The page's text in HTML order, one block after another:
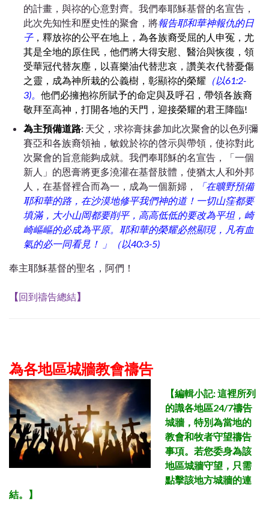
的計畫，與祢的心意對齊。我們奉耶穌基督的名宣告，
此次先知性和歷史性的聚會，將報告耶和華神報仇的日
子，釋放祢的公平在地上，為各族裔受屈的人申冤，尤
其是全地的原住民，他們將大得安慰、醫治與恢復，領
受華冠代替灰塵，以喜樂油代替悲哀，讚美衣代替憂傷
之靈，成為神所栽的公義樹，彰顯祢的榮耀 （以61:2-
3)。 他們必擁抱祢所賦予的命定與及呼召，帶領各族裔
敬拜至高神，打開各地的天門，迎接榮耀的君王降臨!
為主預備道路: 天父，求祢膏抹參加此次聚會的以色列彌
賽亞和各族裔領袖，敏銳於祢的啓示與帶領，使祢對此
次聚會的旨意能夠成就。我們奉耶穌的名宣告，「一個
新人」的恩膏將更多澆灌在基督肢體，使猶太人和外邦
人，在基督裡合而為一，成為一個新婦，
「在曠野預備
耶和華的路，在沙漠地修平我們神的道！一切山窪都要
填滿，大小山岡都要削平，高高低低的要改為平坦，崎
崎嶇嶇的必成為平原。耶和華的榮耀必然顯現，凡有血
氣的必一同看見！
」（以40:3-5)
奉主耶穌基督的聖名，阿們！
【回到禱告總結】
為各地區城牆教會禱告
【編輯小記: 這裡所列
的識各地區24/7禱告
城牆，特別為當地的
教會和牧者守望禱告
事項。若您委身為該
地區城牆守望，只需
點擊該地方城牆的連
結。
】